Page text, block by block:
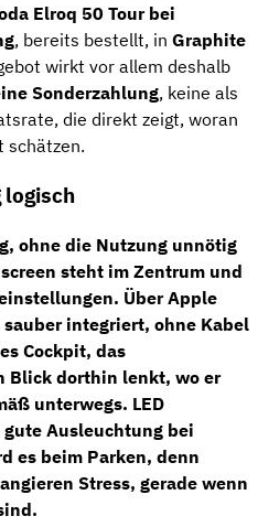
Elroq 50 Tour bei
, bereits bestellt, in Graphite
wirkt vor allem deshalb
Sonderzahlung, keine als
die direkt zeigt, woran
schätzen.
ohne die Nutzung unnötig
steht im Zentrum und
ÜberApple
integriert, ohne Kabel
Cockpit, das
Blick dorthin lenkt, wo er
unterwegs. LED
Ausleuchtung bei
es beim Parken, denn
Stress, gerade wenn